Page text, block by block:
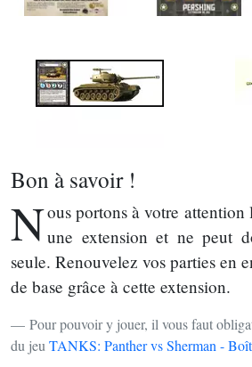
Bon à savoir !
Nous portons à votre
une extension et ne peut
seule. Renouvelez vos parties en
de base grâce à cette extension.
Pour pouvoir y jouer, il vous faut
du jeu TANKS: Panther vs Sherman -